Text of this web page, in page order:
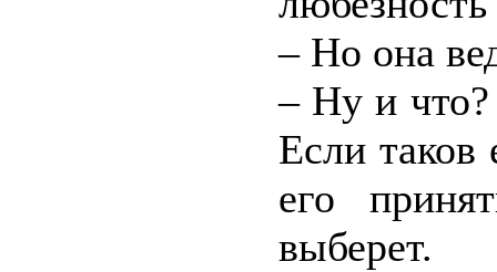
– Но она
– Ну и
Если
его
выберет.